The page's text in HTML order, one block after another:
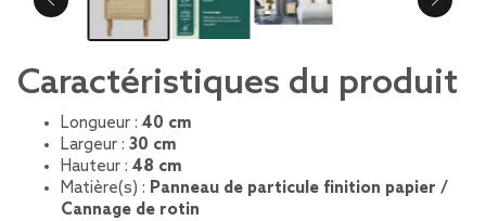
Caractéristiques du produit
Longueur : 40 cm
Largeur : 30 cm
Hauteur : 48 cm
Matière(s) : Panneau de particule finition papier /
Cannage de rotin